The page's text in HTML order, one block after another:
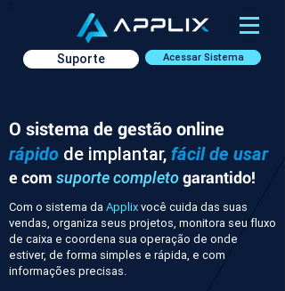
Acessar Sistema
Suporte
O sistema de gestão online
rápido de implantar, fácil de usar
e com suporte completogarantido!
Com o sistema daApplixvocê cuida das suas
vendas, organiza seus projetos, monitora seu fluxo
de caixa e coordena sua operação de onde
estiver, de forma simples e rápida, e com
informações precisas.